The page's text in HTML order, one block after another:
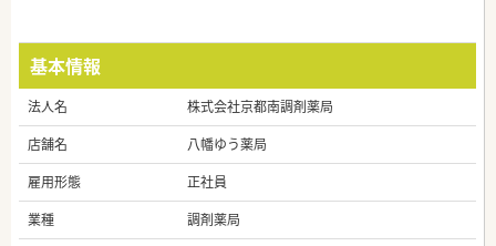
基本情報
法人名
株式会社京都南調剤薬局
店舗名
八幡ゆう薬局
雇用形態
正社員
業種
調剤薬局